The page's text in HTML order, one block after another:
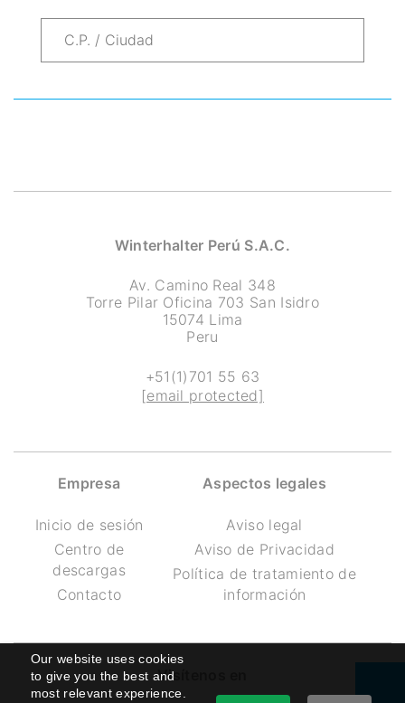
Our website uses cookies
to give you the best and
most relevant experience.
Winterhalter Perú S.A.C.
Av. Camino Real 348
Torre Pilar Oficina 703 San Isidro
15074 Lima
Peru
+51(1)701 55 63
[email protected]
Empresa
Inicio de sesión
Centro de
descargas
Contacto
Aspectos legales
Aviso legal
Aviso de Privacidad
Política de tratamiento de
información
Visítenos en